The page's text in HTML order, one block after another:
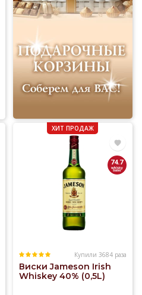
ХИТ ПРОДАЖ
74.7
Купили 3684 раза
Виски Jameson Irish
Whiskey 40% (0,5L)